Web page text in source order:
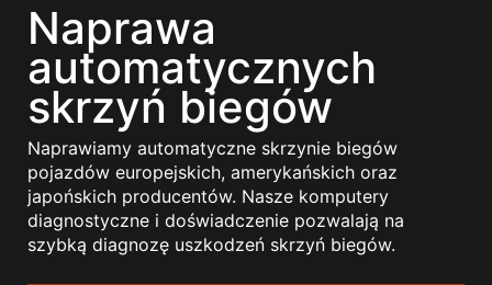
Naprawa
automatycznych
skrzyń biegów
Naprawiamy automatyczne skrzynie biegów
pojazdów europejskich, amerykańskich oraz
japońskich producentów. Nasze komputery
diagnostyczne i doświadczenie pozwalają na
szybką diagnozę uszkodzeń skrzyń biegów.